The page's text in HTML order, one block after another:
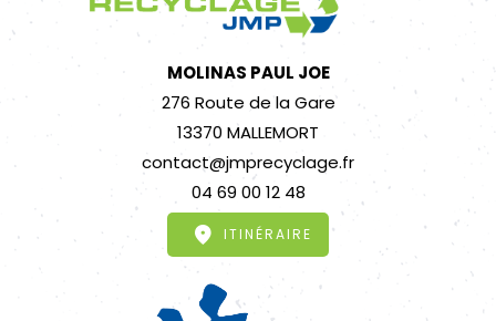
MOLINAS PAUL JOE
276 Route de la Gare
13370 MALLEMORT
contact@jmprecyclage.fr
04 69 00 12 48
ITINÉRAIRE